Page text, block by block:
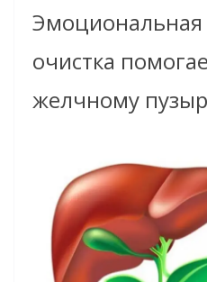
Эмоциональная
очистка
желчному